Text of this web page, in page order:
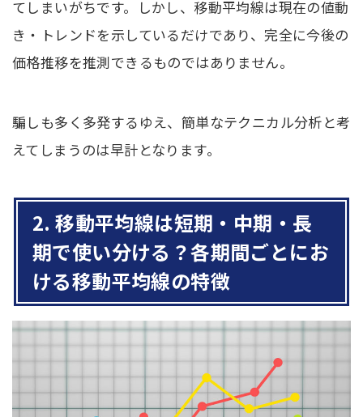
てしまいがちです。しかし、移動平均線は現在の値動
き・トレンドを示しているだけであり、完全に今後の
価格推移を推測できるものではありません。
騙しも多く多発するゆえ、簡単なテクニカル分析と考
えてしまうのは早計となります。
2. 移動平均線は短期・中期・長
期で使い分ける？各期間ごとにお
ける移動平均線の特徴